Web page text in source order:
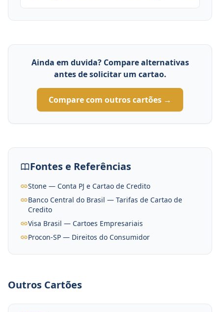
Ainda em duvida? Compare alternativas
antes de solicitar um cartao.
Compare com outros cartões →
Fontes e Referências
Stone — Conta PJ e Cartao de Credito
Banco Central do Brasil — Tarifas de Cartao de
Credito
Visa Brasil — Cartoes Empresariais
Procon-SP — Direitos do Consumidor
Outros Cartões